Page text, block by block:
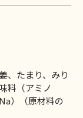
、たまり、みり
料（アミノ
）（原材料の